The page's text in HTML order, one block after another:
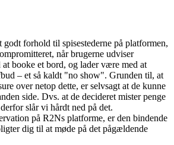
forhold til spisestederne på platformen,
når brugerne udviser
booke et bord, og lader være med at
– et så kaldt "no show". Grunden til, at
over netop dette, er selvsagt at de kunne
side. Dvs. at de decideret mister penge
slår vi hårdt ned på det.
på R2Ns platforme, er den bindende
dig til at møde på det pågældende